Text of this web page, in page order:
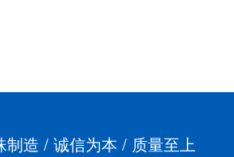
制造 / 诚信为本 / 质量至上